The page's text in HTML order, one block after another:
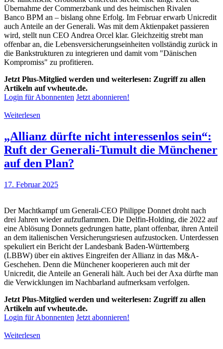
Übernahme der Commerzbank und des heimischen Rivalen
Banco BPM an – bislang ohne Erfolg. Im Februar erwarb Unicredit
auch Anteile an der Generali. Was mit dem Aktienpaket passieren
wird, stellt nun CEO Andrea Orcel klar. Gleichzeitig strebt man
offenbar an, die Lebensversicherungseinheiten vollständig zurück in
die Bankstrukturen zu integrieren und damit vom "Dänischen
Kompromiss" zu profitieren.
Jetzt Plus-Mitglied werden und weiterlesen: Zugriff zu allen
Artikeln auf vwheute.de.
Login für Abonnenten Jetzt abonnieren!
Weiterlesen
„Allianz dürfte nicht interessenlos sein“:
Ruft der Generali-Tumult die Münchener
auf den Plan?
17. Februar 2025
Der Machtkampf um Generali-CEO Philippe Donnet droht nach
drei Jahren wieder aufzuflammen. Die Delfin-Holding, die 2022 auf
eine Ablösung Donnets gedrungen hatte, plant offenbar, ihren Anteil
an dem italienischen Versicherungsriesen aufzustocken. Unterdessen
spekuliert ein Bericht der Landesbank Baden-Württemberg
(LBBW) über ein aktives Eingreifen der Allianz in das M&A-
Geschehen. Denn die Münchener kooperieren auch mit der
Unicredit, die Anteile an Generali hält. Auch bei der Axa dürfte man
die Verwicklungen im Nachbarland aufmerksam verfolgen.
Jetzt Plus-Mitglied werden und weiterlesen: Zugriff zu allen
Artikeln auf vwheute.de.
Login für Abonnenten Jetzt abonnieren!
Weiterlesen